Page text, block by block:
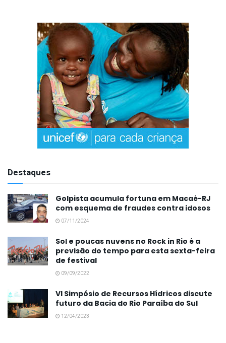
Destaques
Golpista acumula fortuna em Macaé-RJ
com esquema de fraudes contra idosos
07/11/2024
Sol e poucas nuvens no Rock in Rio é a
previsão do tempo para esta sexta-feira
de festival
09/09/2022
VI Simpósio de Recursos Hídricos discute
futuro da Bacia do Rio Paraíba do Sul
12/04/2023